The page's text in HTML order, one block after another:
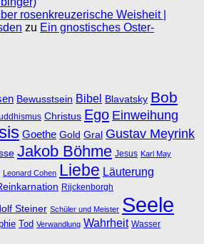
rosenkreuzerische Weisheit |
zu Ein gnostisches Oster-
Bewusstsein Bibel Blavatsky Bob
Christus Ego Einweihung
Goethe Gold Gral Gustav Meyrink
Jakob Böhme Jesus Karl May
Leonard Cohen Liebe Läuterung
Rijckenborgh
Steiner Schüler und Meister Seele
Tod Verwandlung Wahrheit Wasser